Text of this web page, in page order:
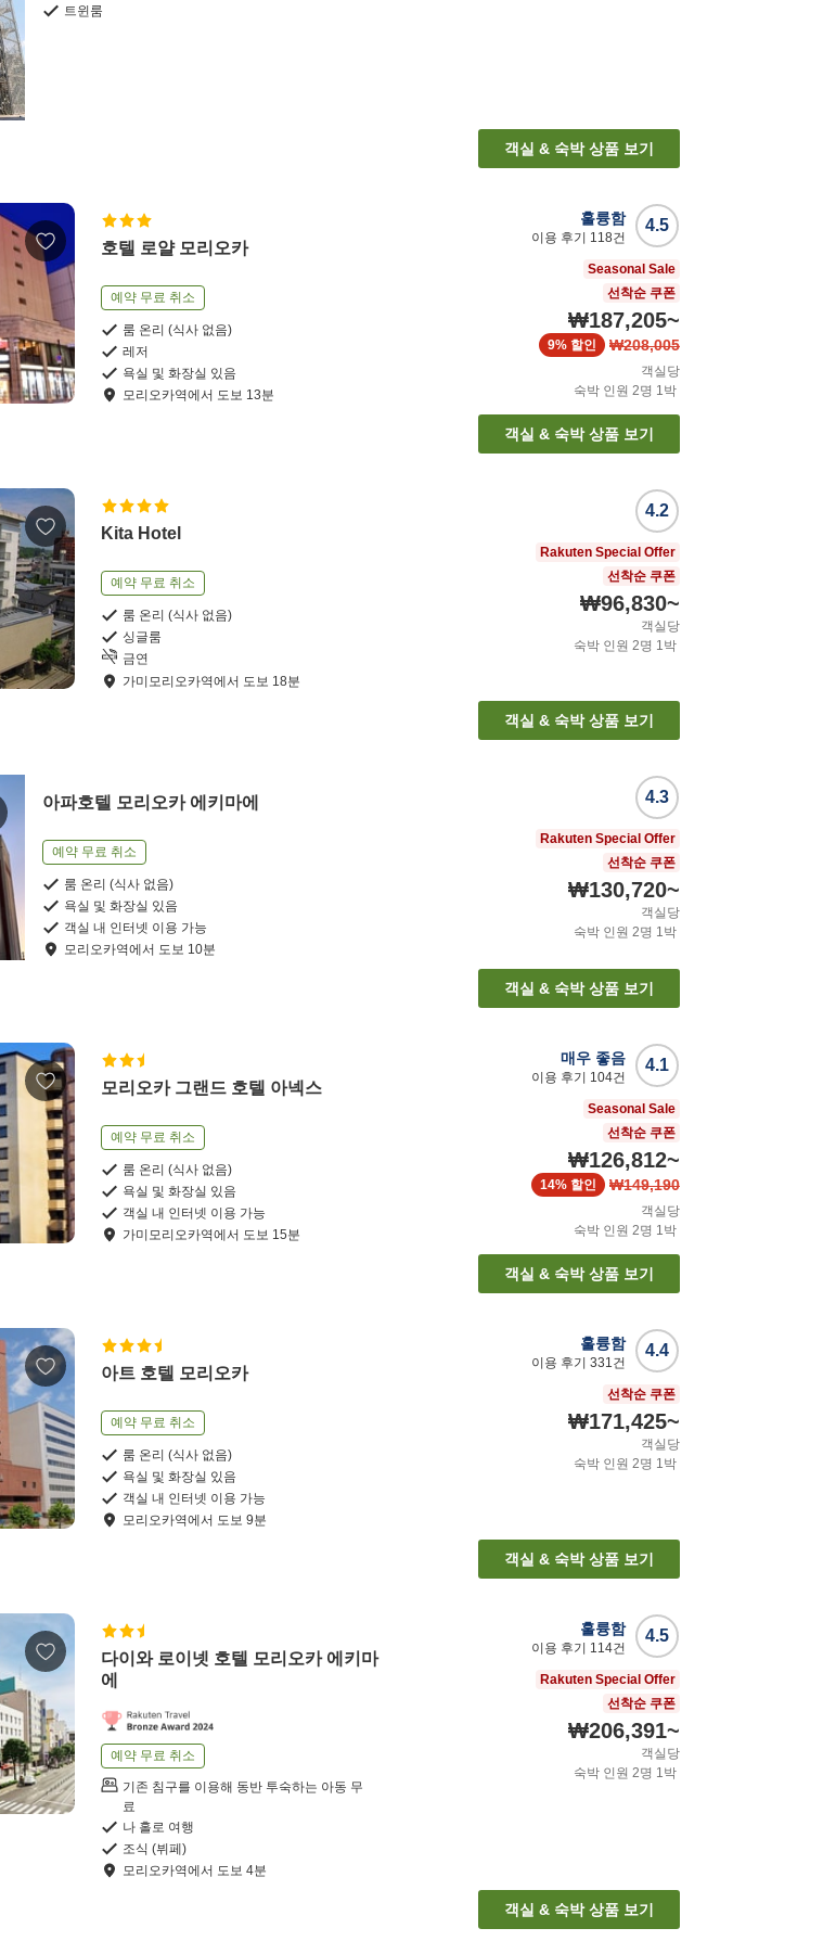
트윈룸
객실 & 숙박 상품 보기
호텔 로얄 모리오카
예약 무료 취소
룸 온리 (식사 없음)
레저
욕실 및 화장실 있음
모리오카역에서 도보 13분
4.5
훌륭함
이용 후기 118건
Seasonal Sale
선착순 쿠폰
₩187,205~
₩208,005
9% 할인
객실당
숙박 인원 2명 1박
객실 & 숙박 상품 보기
Kita Hotel
예약 무료 취소
룸 온리 (식사 없음)
싱글룸
금연
가미모리오카역에서 도보 18분
4.2
Rakuten Special Offer
선착순 쿠폰
₩96,830~
객실당
숙박 인원 2명 1박
객실 & 숙박 상품 보기
아파호텔 모리오카 에키마에
예약 무료 취소
룸 온리 (식사 없음)
욕실 및 화장실 있음
객실 내 인터넷 이용 가능
모리오카역에서 도보 10분
4.3
Rakuten Special Offer
선착순 쿠폰
₩130,720~
객실당
숙박 인원 2명 1박
객실 & 숙박 상품 보기
모리오카 그랜드 호텔 아넥스
예약 무료 취소
룸 온리 (식사 없음)
욕실 및 화장실 있음
객실 내 인터넷 이용 가능
가미모리오카역에서 도보 15분
4.1
매우 좋음
이용 후기 104건
Seasonal Sale
선착순 쿠폰
₩126,812~
₩149,190
14% 할인
객실당
숙박 인원 2명 1박
객실 & 숙박 상품 보기
아트 호텔 모리오카
예약 무료 취소
룸 온리 (식사 없음)
욕실 및 화장실 있음
객실 내 인터넷 이용 가능
모리오카역에서 도보 9분
4.4
훌륭함
이용 후기 331건
선착순 쿠폰
₩171,425~
객실당
숙박 인원 2명 1박
객실 & 숙박 상품 보기
다이와 로이넷 호텔 모리오카 에키마
에
예약 무료 취소
기존 침구를 이용해 동반 투숙하는 아동 무
료
나 홀로 여행
조식 (뷔페)
모리오카역에서 도보 4분
4.5
훌륭함
이용 후기 114건
Rakuten Special Offer
선착순 쿠폰
₩206,391~
객실당
숙박 인원 2명 1박
객실 & 숙박 상품 보기